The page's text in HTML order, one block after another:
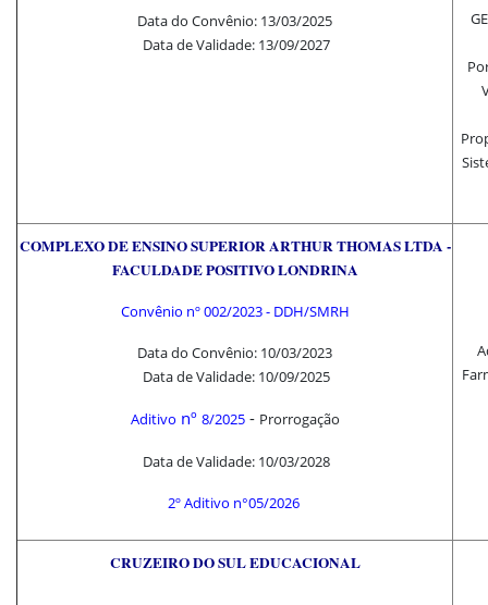
Data do Convênio: 13/03/2025
Data de Validade: 13/09/2027
COMPLEXO DE ENSINO SUPERIOR ARTHUR THOMAS LTDA -
FACULDADE POSITIVO LONDRINA
Convênio nº002/2023 - DDH/SMRH
Data do Convênio: 10/03/2023
Data de Validade: 10/09/2025
Aditivo nº 8/2025 - Prorrogação
Data de Validade: 10/03/2028
2º Aditivo n°05/2026
CRUZEIRO DO SUL EDUCACIONAL